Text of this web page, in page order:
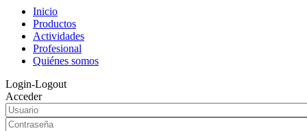
Inicio
Productos
Actividades
Profesional
Quiénes somos
Login-Logout
Acceder